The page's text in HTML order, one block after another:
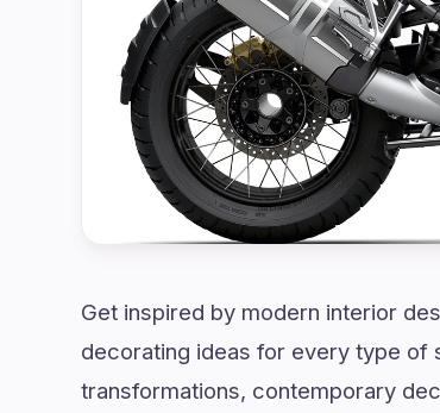
Get inspired by modern interior
decorating ideas for every type of
transformations, contemporary